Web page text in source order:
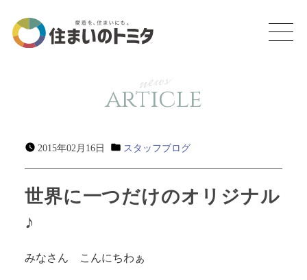
news
article
2015年02月16日 スタッフブログ
世界に一つだけのオリジナル
♪
みなさん こんにちわぁ